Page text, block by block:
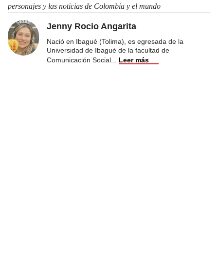
personajes y las noticias de Colombia y el mundo
Jenny Rocio Angarita
Nació en Ibagué (Tolima), es egresada de la
Universidad de Ibagué de la facultad de
Comunicación Social
Leer más